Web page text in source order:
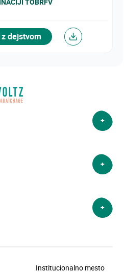
dejstvom
Institucionalno mesto